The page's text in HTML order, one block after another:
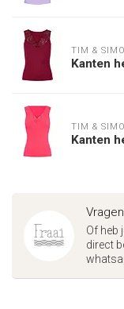
TIM &
Kanten
TIM &
Kanten
Of heb
direct